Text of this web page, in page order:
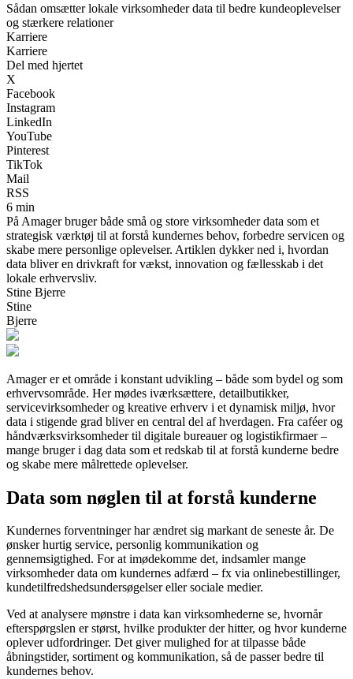
Sådan omsætter lokale virksomheder data til bedre kundeoplevelser
og stærkere relationer
Karriere
Karriere
Del med hjertet
X
Facebook
Instagram
LinkedIn
YouTube
Pinterest
TikTok
Mail
RSS
6 min
På Amager bruger både små og store virksomheder data som et
strategisk værktøj til at forstå kundernes behov, forbedre servicen og
skabe mere personlige oplevelser. Artiklen dykker ned i, hvordan
data bliver en drivkraft for vækst, innovation og fællesskab i det
lokale erhvervsliv.
Stine Bjerre
Stine
Bjerre
Amager er et område i konstant udvikling – både som bydel og som
erhvervsområde. Her mødes iværksættere, detailbutikker,
servicevirksomheder og kreative erhverv i et dynamisk miljø, hvor
data i stigende grad bliver en central del af hverdagen. Fra caféer og
håndværksvirksomheder til digitale bureauer og logistikfirmaer –
mange bruger i dag data som et redskab til at forstå kunderne bedre
og skabe mere målrettede oplevelser.
Data som nøglen til at forstå kunderne
Kundernes forventninger har ændret sig markant de seneste år. De
ønsker hurtig service, personlig kommunikation og
gennemsigtighed. For at imødekomme det, indsamler mange
virksomheder data om kundernes adfærd – fx via onlinebestillinger,
kundetilfredshedsundersøgelser eller sociale medier.
Ved at analysere mønstre i data kan virksomhederne se, hvornår
efterspørgslen er størst, hvilke produkter der hitter, og hvor kunderne
oplever udfordringer. Det giver mulighed for at tilpasse både
åbningstider, sortiment og kommunikation, så de passer bedre til
kundernes behov.